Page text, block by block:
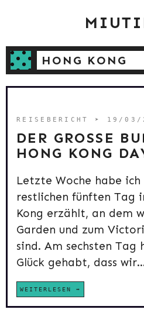
ZUMBA
HONG KONG
REISEBERICHT ➤ 19/03/
DER GROSSE
ONG KONG DAY
Letzte Woche habe ich
restlichen fünften Tag
Kong erzählt, an dem
Garden und zum
sind. Am sechsten Tag
Glück gehabt, dass
WEITERLESEN